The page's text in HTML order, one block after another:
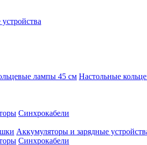
лампы 45 см Настольные
Синхрокабели
Аккумуляторы и зарядные
Синхрокабели